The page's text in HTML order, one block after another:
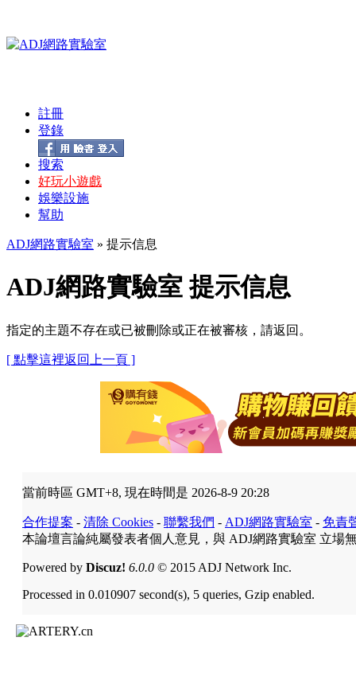
註冊
登錄
搜索
好玩小遊戲
娛樂設施
幫助
ADJ網路實驗室 » 提示信息
ADJ網路實驗室 提示信息
指定的主題不存在或已被刪除或正在被審核，請返回。
[ 點擊這裡返回上一頁 ]
當前時區 GMT+8, 現在時間是 2026-8-9 20:28
合作提案 - 清除 Cookies - 聯繫我們 - ADJ網路實驗室 - 免責
本論壇言論純屬發表者個人意見，與 ADJ網路實驗室 立場
Powered by Discuz! 6.0.0 © 2015 ADJ Network Inc.
Processed in 0.010907 second(s), 5 queries, Gzip enabled.